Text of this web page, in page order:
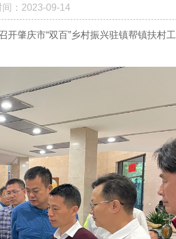
间：2023-09-14
肇庆市“双百”乡村振兴驻镇帮镇扶村